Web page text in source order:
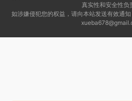
真实性和安全性负
如涉嫌侵犯您的权益，请向本站发送有效通